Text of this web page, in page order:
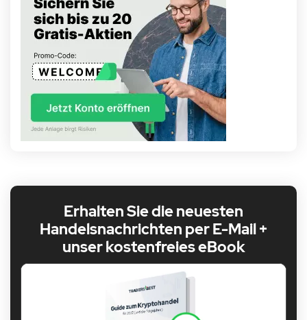
Erhalten Sie die neuesten
Handelsnachrichten per E-Mail +
unser kostenfreies eBook